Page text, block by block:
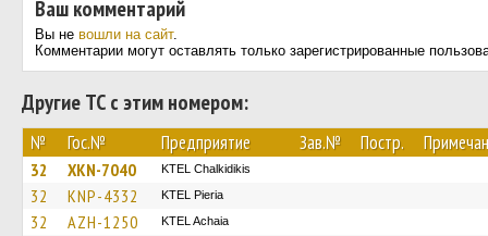
Ваш комментарий
Вы не вошли на сайт.
Комментарии могут оставлять только зарегистрированные
Другие ТС с этим номером:
№ Гос.№ Предприятие Зав.№ Постр.
32 XKN-7040 ΚΤΕL Chalkidikis
32 KNP-4332 KTEL Pieria
32 AZH-1250 KTEL Achaia